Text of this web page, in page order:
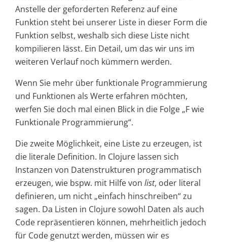
Anstelle der geforderten Referenz auf eine
Funktion steht bei unserer Liste in dieser Form die
Funktion selbst, weshalb sich diese Liste nicht
kompilieren lässt. Ein Detail, um das wir uns im
weiteren Verlauf noch kümmern werden.
Wenn Sie mehr über funktionale Programmierung
und Funktionen als Werte erfahren möchten,
werfen Sie doch mal einen Blick in die Folge „F wie
Funktionale Programmierung“.
Die zweite Möglichkeit, eine Liste zu erzeugen, ist
die literale Definition. In Clojure lassen sich
Instanzen von Datenstrukturen programmatisch
erzeugen, wie bspw. mit Hilfe von list, oder literal
definieren, um nicht „einfach hinschreiben“ zu
sagen. Da Listen in Clojure sowohl Daten als auch
Code repräsentieren können, mehrheitlich jedoch
für Code genutzt werden, müssen wir es